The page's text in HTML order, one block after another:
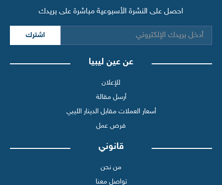
احصل على النشرة الأسبوعية مباشرة على بريدك
اشترك
عن عين ليبيا
للإعلان
أرسل مقالة
أسعار العملات مقابل الدينار الليبي
فرص عمل
قانوني
من نحن
تواصل معنا